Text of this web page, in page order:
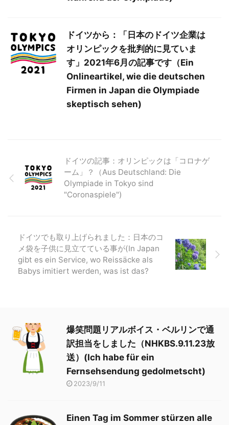
ドイツから：「日本のドイツ企業は
オリンピックを批判的に見ていま
す」2021年6月の記事です（Ein
Onlineartikel, wie die deutschen
Firmen in Japan die Olympiade
skeptisch sehen)
ドイツの記事：オリンピックは「コロナゲ
ーム」？（Aus Deutschland: Die
Olympiade in Tokyo sind
"Coronaspiele")
ドイツでも取り上げられました：日本のコ
メ袋を子供に見立てている事が(In Japan
gibt es ein Service, wo Reissäcke als
Babys imitiert werden, was ist das?
爆笑問題リアルボイス・ベルリンで通
訳担当をしました（NHKBS.9.11.23放
送）(Ich habe für ein
Fernsehsendung gedolmetscht)
2023/9/11
Einen Tag im Sommer stürzen alle